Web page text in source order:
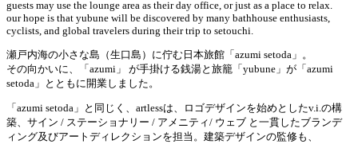
guests may use the lounge area as their day office, or just as a place to relax.
our hope is that yubune will be discovered by many bathhouse enthusiasts,
cyclists, and global travelers during their trip to setouchi.
瀬戸内海の小さな島（生口島）に佇む日本旅館「azumi setoda」。
その向かいに、「azumi」 が手掛ける銭湯と旅籠「yubune」が「azumi
setoda」とともに開業しました。
「azumi setoda」と同じく、artlessは、ロゴデザインを始めとしたv.i.の構
築、サイン / ステーショナリー / アメニティ/ ウェブ と一貫したブランデ
ィング及びアートディレクションを担当。建築デザインの監修も、